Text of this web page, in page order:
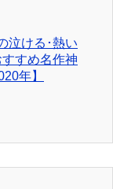
泣ける･熱い
すめ名作神
年】